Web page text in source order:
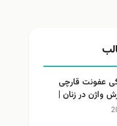
عفونت قارچی
واژن در زنان |
ایمن و کاربردی